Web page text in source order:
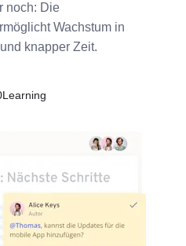
noch: Die
Wachstum in
knapper Zeit.